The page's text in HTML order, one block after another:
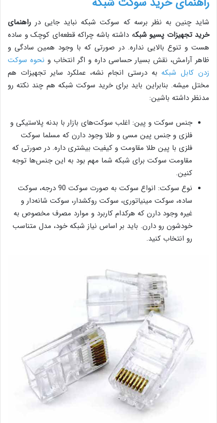
شاید چنین به نظر برسه که سوکت شبکه نباید جایی در راهنمای
خرید تجهیزات پسیو شبکه داشته باشه چراکه قطعه‌ای کوچک و ساده
هست و تنوع بالایی نداره. در صورتی که با وجود همین سادگی و
ظاهر آرامش، نقش بسیار حساسی داره و اگر انتخاب و نحوه سوکت
زدن کابل شبکه به درستی انجام نشه، عملکرد سایر تجهیزات هم
مختل میشه. بنابراین باید برای خرید سوکت شبکه هم چند نکته رو
مدنظر داشته باشین:
جنس سوکت و پین: اغلب سوکت‌های بازار با بدنه پلاستیکی و
فلزی و جنس پین مسی و طلا وجود دارن که مسلما سوکت
فلزی با پین طلا مقاومت و کیفیت بیشتری داره. در صورتی که
مقاومت سوکت برای شبکه شما مهم بود به این جنس‌ها توجه
کنین.
نوع سوکت: انواع سوکت به صورت سوکت 90 درجه، سوکت
ساده، سوکت مینیاتوری، سوکت روکشدار، سوکت شانه‌دار و
غیره وجود دارن که هرکدام کاربرد و موارد مصرف مخصوص به
خودشون رو دارن. باید بر اساس نیاز شبکه خود، مدل متناسب
رو انتخاب کنید.